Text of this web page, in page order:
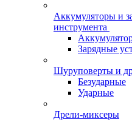
Аккумуляторы и
инструмента
Зарядные
Шуруповерты и
Безударные
Ударные
Дрели-миксеры